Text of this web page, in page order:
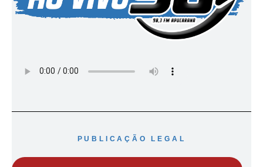
PUBLICAÇÃO LEGAL